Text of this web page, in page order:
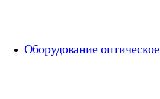
Оборудование оптическое